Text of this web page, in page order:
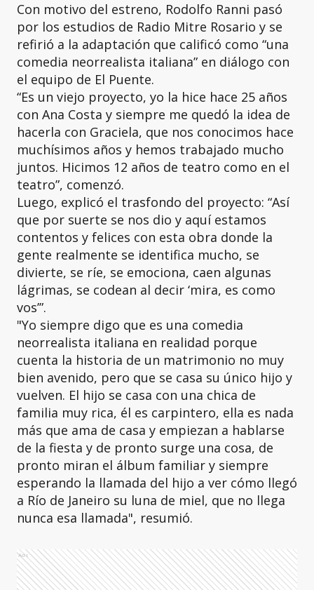
Con motivo del estreno, Rodolfo Ranni pasó
por los estudios de Radio Mitre Rosario y se
refirió a la adaptación que calificó como “una
comedia neorrealista italiana” en diálogo con
el equipo de El Puente.
“Es un viejo proyecto, yo la hice hace 25 años
con Ana Costa y siempre me quedó la idea de
hacerla con Graciela, que nos conocimos hace
muchísimos años y hemos trabajado mucho
juntos. Hicimos 12 años de teatro como en el
teatro”, comenzó.
Luego, explicó el trasfondo del proyecto: “Así
que por suerte se nos dio y aquí estamos
contentos y felices con esta obra donde la
gente realmente se identifica mucho, se
divierte, se ríe, se emociona, caen algunas
lágrimas, se codean al decir ‘mira, es como
vos’”.
"Yo siempre digo que es una comedia
neorrealista italiana en realidad porque
cuenta la historia de un matrimonio no muy
bien avenido, pero que se casa su único hijo y
vuelven. El hijo se casa con una chica de
familia muy rica, él es carpintero, ella es nada
más que ama de casa y empiezan a hablarse
de la fiesta y de pronto surge una cosa, de
pronto miran el álbum familiar y siempre
esperando la llamada del hijo a ver cómo llegó
a Río de Janeiro su luna de miel, que no llega
nunca esa llamada", resumió.
Ads